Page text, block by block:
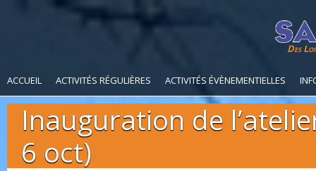
Des
ACCUEIL ACTIVITÉS RÉGULIÈRES ACTIVITÉS ÉVÈNEMENTIELLES
Inauguration de
6 oct)